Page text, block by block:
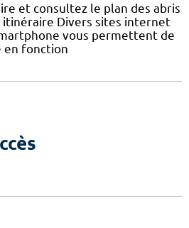
et consultez le plan des abris
itinéraire Divers sites internet
vous permettent de
en fonction